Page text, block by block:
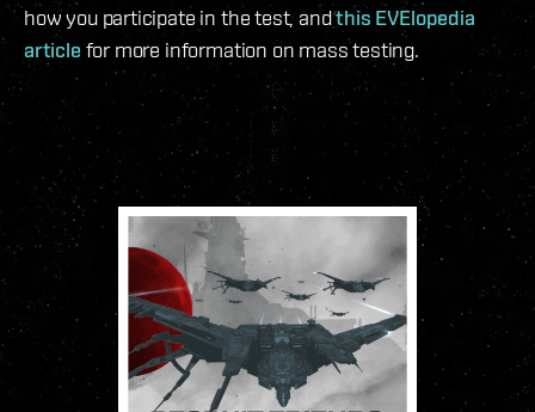
how you participate in the test, andthis EVElopedia
article for more information on mass testing.